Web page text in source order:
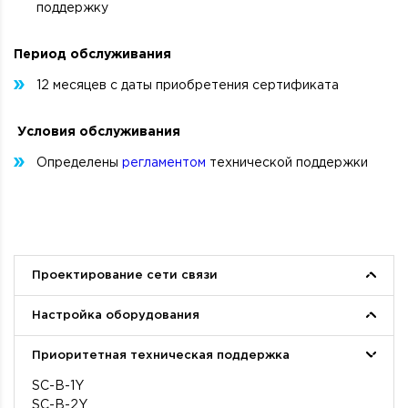
Проектирование сети связи
ND-ON
ND-V
ND-RP
Настройка оборудования
CNF-SoftWLC
CNF-SBC-3000
Приоритетная техническая поддержка
SC-B-1Y
SC-B-2Y
поддержку
Период обслуживания
12 месяцев с даты приобретения сертификата
Условия обслуживания
Определены регламентом технической поддержки